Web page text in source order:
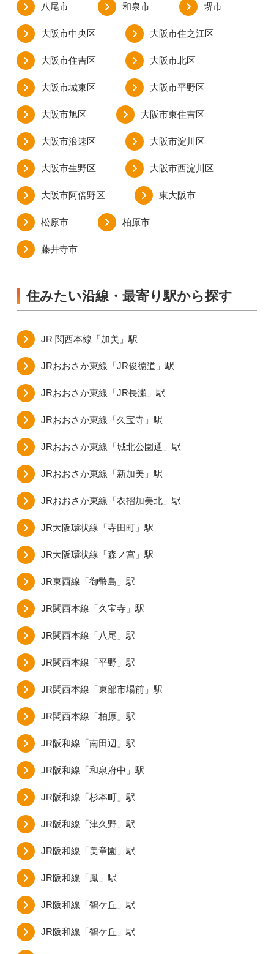
八尾市 和泉市 堺市
大阪市中央区 大阪市住之江区
大阪市住吉区 大阪市北区
大阪市城東区 大阪市平野区
大阪市旭区 大阪市東住吉区
大阪市浪速区 大阪市淀川区
大阪市生野区 大阪市西淀川区
大阪市阿倍野区 東大阪市
松原市 柏原市
藤井寺市
住みたい沿線・最寄り駅から探す
JR 関西本線「加美」駅
JRおおさか東線「JR俊徳道」駅
JRおおさか東線「JR長瀬」駅
JRおおさか東線「久宝寺」駅
JRおおさか東線「城北公園通」駅
JRおおさか東線「新加美」駅
JRおおさか東線「衣摺加美北」駅
JR大阪環状線「寺田町」駅
JR大阪環状線「森ノ宮」駅
JR東西線「御幣島」駅
JR関西本線「久宝寺」駅
JR関西本線「八尾」駅
JR関西本線「平野」駅
JR関西本線「東部市場前」駅
JR関西本線「柏原」駅
JR阪和線「南田辺」駅
JR阪和線「和泉府中」駅
JR阪和線「杉本町」駅
JR阪和線「津久野」駅
JR阪和線「美章園」駅
JR阪和線「鳳」駅
JR阪和線「鶴ケ丘」駅
JR阪和線「鶴ケ丘」駅